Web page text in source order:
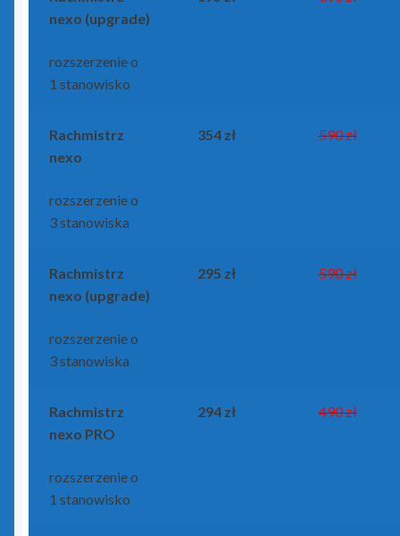
nexo (upgrade)
rozszerzenie o
1 stanowisko
Rachmistrz
nexo
rozszerzenie o
3 stanowiska
354 zł 590 zł
Rachmistrz
nexo (upgrade)
rozszerzenie o
3 stanowiska
295 zł 590 zł
Rachmistrz
nexo PRO
rozszerzenie o
1 stanowisko
294 zł 490 zł